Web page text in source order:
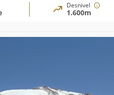
Desnivel
1.600m